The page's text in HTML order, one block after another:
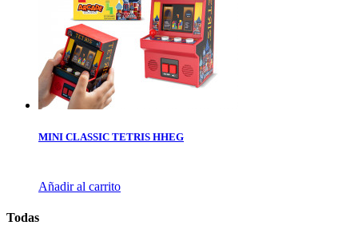
MINI CLASSIC TETRIS HHEG
Añadir al carrito
Todas